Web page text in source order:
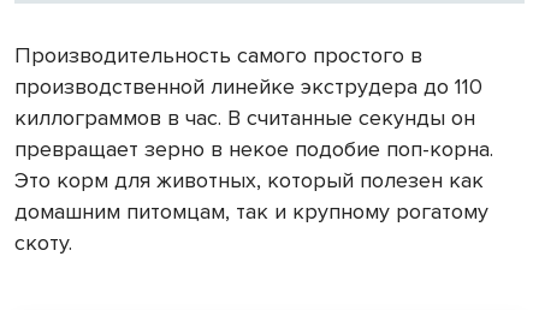
Производительность самого простого в
производственной линейке экструдера до 110
киллограммов в час. В считанные секунды он
превращает зерно в некое подобие поп-корна.
Это корм для животных, который полезен как
домашним питомцам, так и крупному рогатому
скоту.